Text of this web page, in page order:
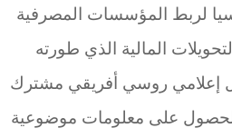
لربط المؤسسات المصرفية
المالية الذي طورته
إعلامي روسي أفريقي مشترك
على معلومات موضوعية